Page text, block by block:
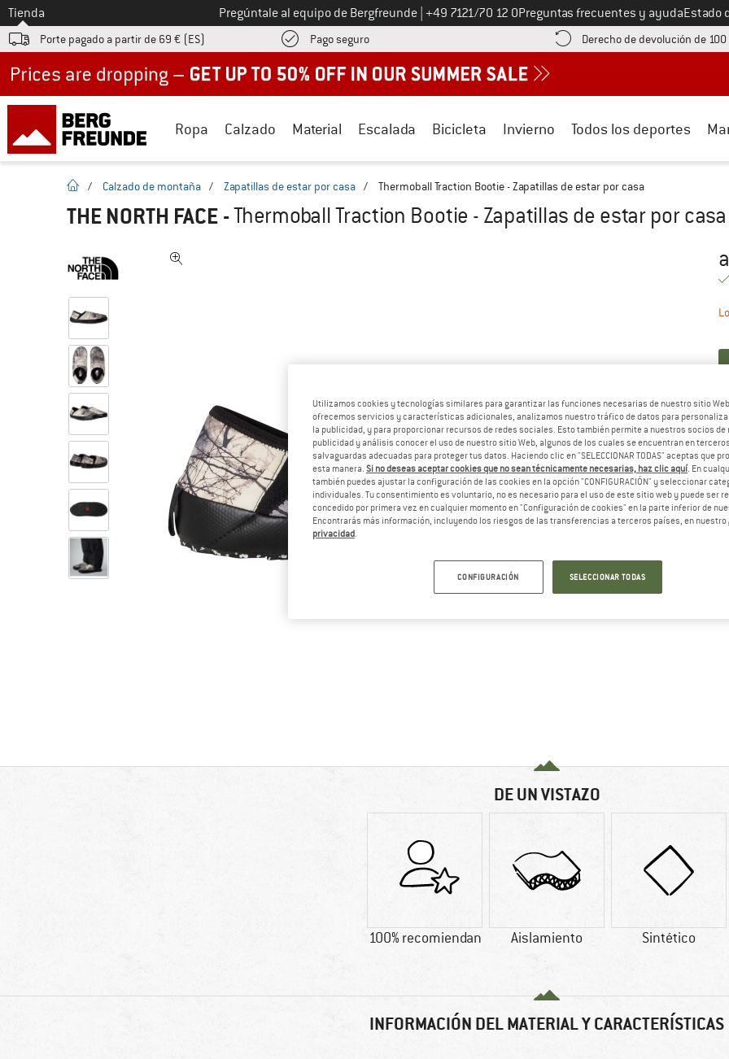
A la
Tienda Pregúntale al equipo de Bergfreunde Llámenos al
+49 7121/70 12 0Preguntas frecuentes y ayudaEstado
Porte pagado a partir de 69 € (ES) Pago seguro¡encuentre información sobre el pago aquí! Se abre en una ventana de
Derecho de devolución de
Ropa Calzado Material Escalada Bicicleta Invierno Todos los deportes
la pagina de inicio
/ Calzado de montaña / Zapatillas de estar por casa / Thermoball Traction Bootie - Zapatillas de estar por casa
THE NORTH FACE -Thermoball Traction Bootie - Zapatillas de estar por casa
DE UN VISTAZO
100% recomiendan Aislamiento Sintético
INFORMACIÓN DEL MATERIAL Y CARACTERÍSTICAS
Utilizamos cookies y tecnologías similares para garantizar las funciones necesarias de nuestro sitio
ofrecemos servicios y características adicionales, analizamos nuestro tráfico de datos para
la publicidad, y para proporcionar recursos de redes sociales. Esto también permite a nuestros socios de
publicidad y análisis conocer el uso de nuestro sitio Web, algunos de los cuales se encuentran en
salvaguardas adecuadas para proteger tus datos. Haciendo clic en "SELECCIONAR TODAS" aceptas que
esta manera. Si no deseas aceptar cookies que no sean técnicamente necesarias, haz clic aquí. En
también puedes ajustar la configuración de las cookies en la opción "CONFIGURACIÓN" y seleccionar
individuales. Tu consentimiento es voluntario, no es necesario para el uso de este sitio web y puede ser
concedido por primera vez en cualquier momento en "Configuración de cookies" en la parte inferior de
Encontrarás más información, incluyendo los riesgos de las transferencias a terceros países, en nuestro
privacidad.
CONFIGURACIÓN SELECCIONAR TODAS